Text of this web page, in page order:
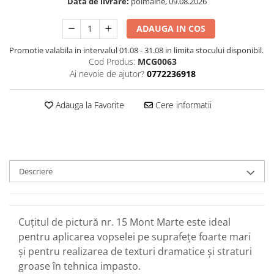
ADAUGA IN COS
Promotie valabila in intervalul 01.08 - 31.08 in limita stocului disponibil.
Cod Produs: MCG0063
Ai nevoie de ajutor? 0772236918
Adauga la Favorite Cere informatii
Descriere
Cuțitul de pictură nr. 15 Mont Marte este ideal
pentru aplicarea vopselei pe suprafețe foarte mari
și pentru realizarea de texturi dramatice și straturi
groase în tehnica impasto.